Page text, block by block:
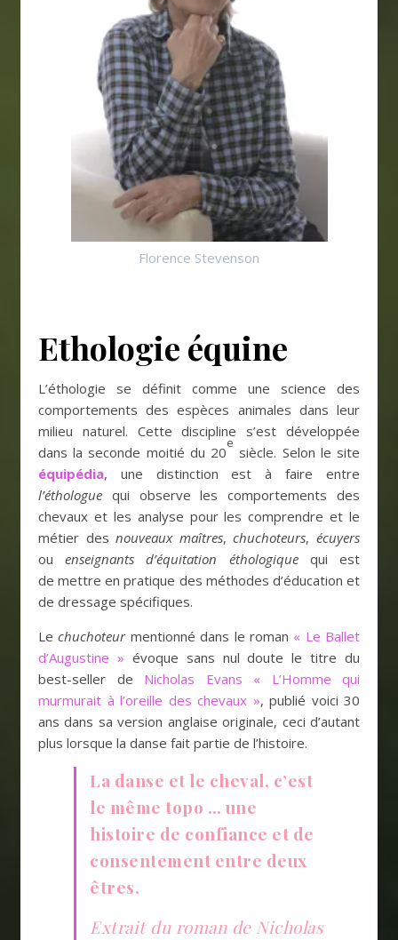
Florence Stevenson
Ethologie équine
L’éthologie se définit comme une science des
comportements des espèces animales dans leur
milieu naturel. Cette discipline s’est développée
dans la seconde moitié du 20
e
siècle. Selon le site
équipédia, une distinction est à faire entre
l’éthologue qui observe les comportements des
chevaux et les analyse pour les comprendre et le
métier desnouveaux maîtres,chuchoteurs,écuyers
ouenseignants d’équitation éthologique qui est
de mettre en pratique des méthodes d’éducation et
de dressage spécifiques.
Lechuchoteur mentionné dans le roman « Le Ballet
d’Augustine » évoque sans nul doute le titre du
best-seller de Nicholas Evans « L’Homme qui
murmurait à l’oreille des chevaux », publié voici 30
ans dans sa version anglaise originale, ceci d’autant
plus lorsque la danse fait partie de l’histoire.
La danse et le cheval, c’est
le même topo … une
histoire de confiance et de
consentement entre deux
êtres.
Extrait du roman de Nicholas